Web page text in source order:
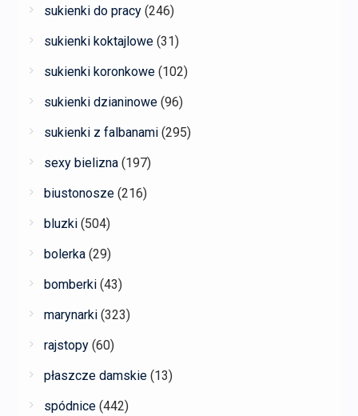
sukienki do pracy (246)
sukienki koktajlowe (31)
sukienki koronkowe (102)
sukienki dzianinowe (96)
sukienki z falbanami (295)
sexy bielizna (197)
biustonosze (216)
bluzki (504)
bolerka (29)
bomberki (43)
marynarki (323)
rajstopy (60)
płaszcze damskie (13)
spódnice (442)